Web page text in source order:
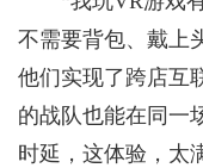
不需要背包、戴上
他们实现了跨店互
的战队也能在同一
时延，这体验，太